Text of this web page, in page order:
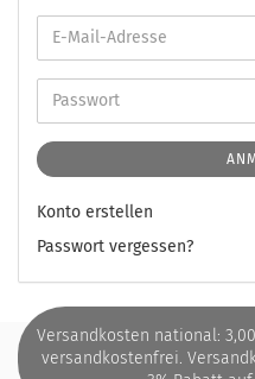
Konto erstellen
Passwort vergessen?
Versandkosten national:
versandkostenfrei.